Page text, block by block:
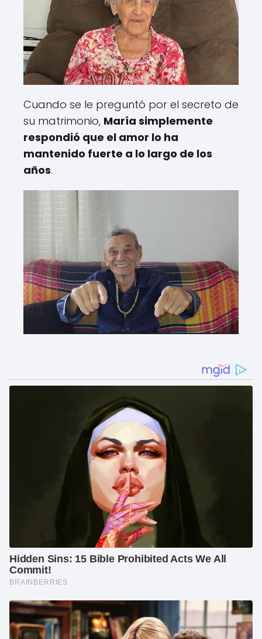
Cuando se le preguntó por el secreto de
su matrimonio, María simplemente
respondió que el amor lo ha
mantenido fuerte a lo largo de los
años.